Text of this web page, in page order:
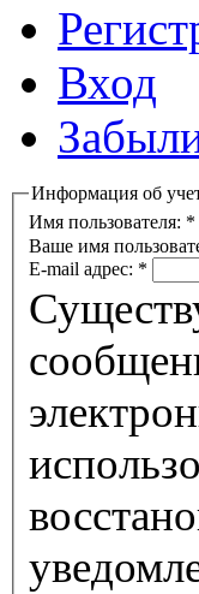
Вход
Информация об
Имя пользователя: *
Ваше имя
E-mail адрес: *